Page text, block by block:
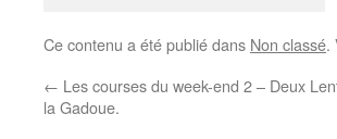
Ce contenu a été publié dans Non classé.
← Les courses du week-end 2 – Deux
la Gadoue.